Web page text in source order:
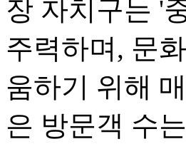
장 자치구는 '
주력하며, 문
움하기 위해
은 방문객 수